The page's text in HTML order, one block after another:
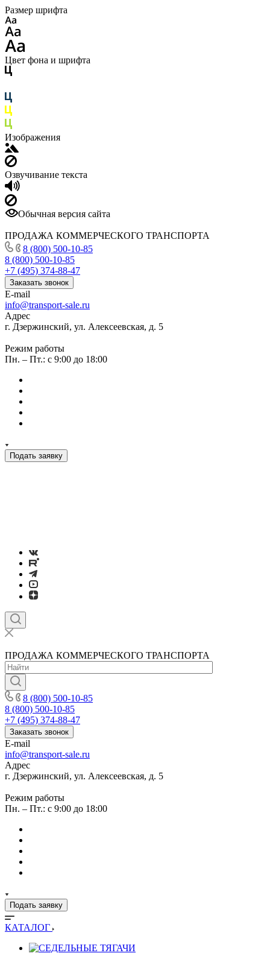
Размер шрифта
Цвет фона и шрифта
Изображения
Озвучивание текста
Обычная версия сайта
ПРОДАЖА КОММЕРЧЕСКОГО ТРАНСПОРТА
8 (800) 500-10-85
8 (800) 500-10-85
+7 (495) 374-88-47
Заказать звонок
E-mail
info@transport-sale.ru
Адрес
г. Дзержинский, ул. Алексеевская, д. 5
Режим работы
Пн. – Пт.: с 9:00 до 18:00
Подать заявку
ПРОДАЖА КОММЕРЧЕСКОГО ТРАНСПОРТА
8 (800) 500-10-85
8 (800) 500-10-85
+7 (495) 374-88-47
Заказать звонок
E-mail
info@transport-sale.ru
Адрес
г. Дзержинский, ул. Алексеевская, д. 5
Режим работы
Пн. – Пт.: с 9:00 до 18:00
Подать заявку
КАТАЛОГ